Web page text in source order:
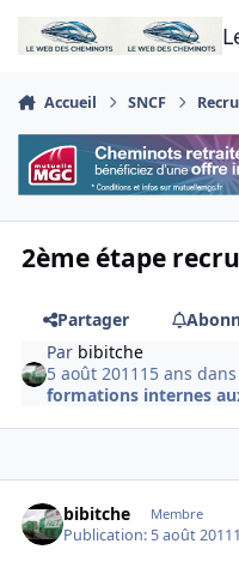
Aller au contenu
Accueil SNCF
2ème étape
Partager
Par bibitche
5 août 2011 15 ans dans
formations internes
bibitche Membre
Publication: 5 août 2011